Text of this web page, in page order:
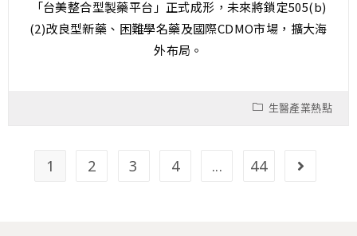
「台美整合型製藥平台」正式成形，未來將鎖定505(b)
(2)改良型新藥、困難學名藥及國際CDMO市場，擴大海
外布局。
生醫產業熱點
1 2 3 4 ... 44